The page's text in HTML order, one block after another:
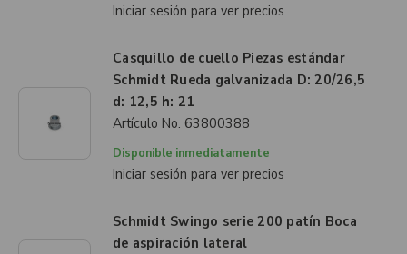
Iniciar sesión para ver precios
Casquillo de cuello Piezas estándar
Schmidt Rueda galvanizada D: 20/26,5
d: 12,5 h: 21
Artículo No. 63800388
Disponible inmediatamente
Iniciar sesión para ver precios
Schmidt Swingo serie 200 patín Boca
de aspiración lateral